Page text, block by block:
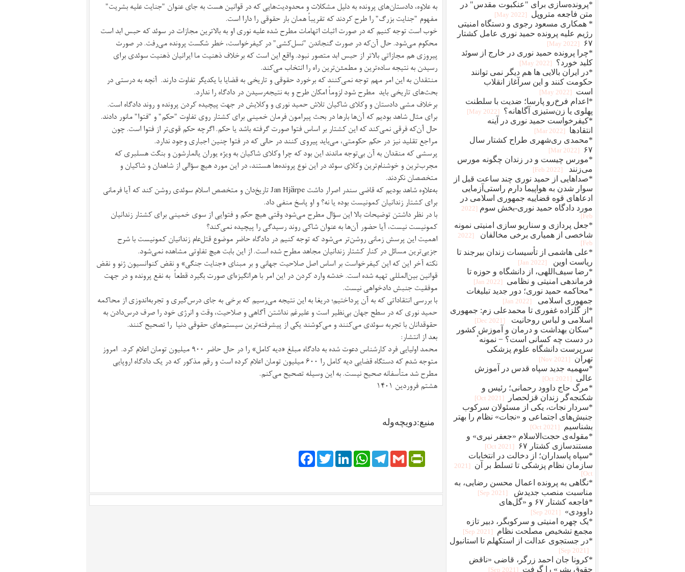
به علاوه، دادستان‌های پرونده به دلیل مشکلات و محدودیت‌هایی که در قوانین هست به جای عنوان "جنایت علیه بشریت"
مفهوم "جنایت بزرگ" را طرح کردند که تقریباً همان بار حقوقی را دارا است.
خوب است توجه کنیم که در صورت اثبات اتهامات مطرح شده علیه نوری او به بالاترین مجازات در سوئد که حبس ابد است
محکوم می‌شود. حال آن‌که در صورت گنجاندن "نسل‌کشی" در کیفرخواست، خطر شکست پرونده می‌رفت. در صورت
پیروزی هم مجازاتی بالاتر از حبس ابد متصور نبود. واقع این است که برخلاف ذهنیت ما ایرانیان ذهنیت سوئدی برای
رسیدن به نتیجه ساده‌ترین و مطمئن‌ترین راه را انتخاب می‌کند.
منتقدان به این امر مهم توجه نمی‌کنند که برخورد حقوقی و تاریخی به قضایا با یکدیگر تفاوت دارند. آنچه به درستی در
بحث‌های تاریخی باید مطرح ‌شود لزوماً امکان طرح و به نتیجه‌رسیدن در دادگاه را ندارد.
برخلاف مشی دادستان و وکلای شاکیان تلاش حمید نوری و وکلایش در جهت پیچیده کردن پرونده و روند دادگاه است.
برای مثال شاهد بودیم که آن‌ها بارها در بحث پیرامون فرمان خمینی برای کشتار روی تفاوت "حکم" و "فتوا" مانور دادند.
حال آن‌که فرقی نمی‌کند که این کشتار بر اساس فتوا صورت گرفته باشد یا حکم. اگرچه حکم قوی‌تر از فتوا است. چون
مراجع تقلید نیز در حکم حکومتی، می‌باید پیروی کنند در حالی که در فتوا چنین اجباری وجود ندارد.
پرسشی که منقدان به آن بی‌توجه ماندند این بود که چرا وکلای شاکیان به ویژه یوران یالمارشون و بنگت هسلبری که
مجرب‌ترین و خوشنام‌ترین وکلای سوئد در این نوع پرونده‌ها هستند، در این مورد هیچ‌ سؤالی از شاهدان و شاکیان و
متخصصان نکردند.
به‌علاوه شاهد بودیم که قاضی سندر اصرار داشت Jan Hjärpe تاریخ‌دان و متخصص اسلام سوئدی روشن کند که آیا فرمانی
برای کشتار زندانیان کمونیست بوده یا نه؟ و او پاسخ منفی داد.
با در نظر داشتن توضیحات بالا این سؤال مطرح می‌شود وقتی هیچ حکم و فتوایی از سوی خمینی برای کشتار زندانیان
کمونیست نیست، آیا حضور آن‌ها به عنوان شاکی روند رسیدگی را پیچیده نمی‌کند؟‌
اهمیت این پرسش زمانی روشن‌تر می‌شود که توجه کنیم در دادگاه حاضر موضوع قتل‌عام زندانیان کمونیست با شرح
جزیی‌ترین مسائل در کنار کشتار زندانیان مجاهد مطرح شده است. از این بابت هیچ تفاوتی مشاهده نمی‌شود.
نکته آخر این که این کیفرخواست بر اساس اصل صلاحیت جهانی و بر مبنای «جنایت جنگی» و نقض کنوانسیون ژنو و نقض
قوانین بین‌المللی تهیه شده است. خدشه وارد کردن در این امر با هر‌انگیزه‌ای صورت بگیرد قطعاً به نفع پرونده و در جهت
موفقیت جنبش دادخواهی نیست.
با بررسی انتقاداتی که به آن پرداختیم؛ دریغا به این نتیجه می‌رسیم که برخی به جای درس‌‌گیری و تجربه‌اندوزی از محاکمه
حمید نوری که در سطح جهان بی‌نظیر است و علیرغم نداشتن آگاهی و صلاحیت، وقت و انرژی خود را صرف درس‌دادن به
حقوقدانان با تجربه‌ سوئدی می‌کنند و می‌کوشند یکی از پیشرفته‌ترین سیستم‌های حقوقی دنیا را تصحیح کنند.
بعد از انتشار:
محمد اولیایی فرد کارشناس دعوت شده به دادگاه مبلغ «دیه کامل» را در حال حاضر ۹۰۰ میلیون تومان اعلام کرد. امروز
متوجه شدم که دستگاه قضایی دیه کامل را ۶۰۰ میلیون تومان اعلام کرده است و رقم مذکور که در یک دادگاه اروپایی
مطرح شد متأسفانه صحیح نیست. به این وسیله تصحیح می‌کنم.
هشتم فروردین ۱۴۰۱
منبع:دویچه‌وله
FacebookTwitterLinkedIn
WhatsAppTelegramGmail
PrintFriendly
*پرونده‌سازی برای "عنکبوت مقدس" در
متن فاجعه متروپل
[2022 May]
* همکاری مسعود رجوی و دستگاه امنیتی
رژیم علیه پرونده حمید نوری عامل کشتار
۶۷
[2022 May]
*چرا پرونده حمید نوری در خارج از سوئد
کلید خورد؟
[2022 May]
*در ایران بالایی ها هم دیگر نمی توانند
حکومت کنند و این سرآغاز انقلاب
است
[2022 May]
*اعدام فرخ‌رو پارسا؛ ضديت با سلطنت
پهلوی يا زن‌ستيزی آگاهانه؟
[2022 May]
*کیفرخواست حمید نوری در آینه
انتقادها
[2022 Mar]
*محمدی‌ ری‌شهری طراح کشتار سال
۶۷
[2022 Mar]
*مورس چیست و در زندان چگونه مورس
می‌زنند
[2022 Feb]
*صداهایی از حمید نوری چند ساعت قبل از
سوار شدن به هواپیما دارم راستی‌آزمایی
ادعاهای قوه قضاییه جمهوری اسلامی در
مورد دادگاه حمید نوری-بخش سوم
[2022
Feb]
*جعل پردازی و سناريو سازی امنيتی نمونه
شاخصی از همياری برخی مخالفان
[2022
Feb]
*علی هاشمی از تأسیسات زندان بیرجند تا
ریاست اوین
[2022 Jan]
*رضا سیف‌اللهی، از دانشگاه و حوزه تا
فرماندهی امنیتی و نظامی
[2022 Jan]
*محاکمه حميد نوری؛ دور جديد تبلیغات
جمهوری اسلامی
[2022 Jan]
*از گلزاده غفوری تا محمدعلی زم: جمهوری
اسلامی و لباس روحانیت
[2021 Dec]
*سکان بهداشت و درمان و آموزش کشور
در دست چه کسانی است؟ − نمونهٴ
سرپرست دانشگاه علوم پزشکی
تهران
[2021 Nov]
*سهمیه جدید سپاه قدس در آموزش
عالی
[2021 Oct]
*مرگ حاج داوود رحمانی؛ رئیس و
شکنجه‌گر زندان قزلحصار
[2021 Oct]
*سردار نجات، یکی از مسئولان سرکوب
جنبش‌های اجتماعی و «نجات» نظام را بهتر
بشناسیم
[2021 Oct]
*مقوله‌ی حجت‌الاسلام «جعفر نیری» و
مستند‌سازی کشتار ۶۷
[2021 Oct]
*سپاه پاسداران؛ از دخالت در انتخابات
سازمان نظام پزشکی تا تسلط بر آن
[2021
Oct]
*نگاهی به پرونده اعمال محسن رضایی، به
مناسبت منصب جدیدش
[2021 Sep]
*فاجعه کشتار ۶۷ و «گل‌های
داوودی»
[2021 Sep]
*یک چهره‌‌ امنیتی و سرکوبگر، دبیر تازه
مجمع تشخیص مصلحت نظام
[2021 Sep]
*در جستجوی عدالت از استکهلم تا استانبول
[2021 Sep]
*کرونا جان احمد زرگر، قاضی «ناقض
حقوق بشر» را گرفت
[2021 Sep]